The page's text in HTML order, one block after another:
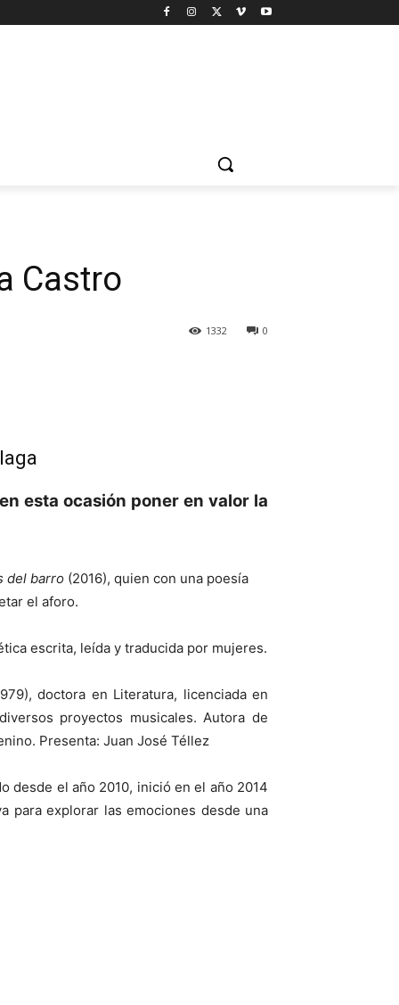
Castro
0
1332
esta ocasión poner en valor la
del barro (2016), quien con una poesía
el aforo.
escrita, leída y traducida por mujeres.
doctora en Literatura, licenciada en
proyectos musicales. Autora de
Presenta: Juan José Téllez
desde el año 2010, inició en el año 2014
para explorar las emociones desde una